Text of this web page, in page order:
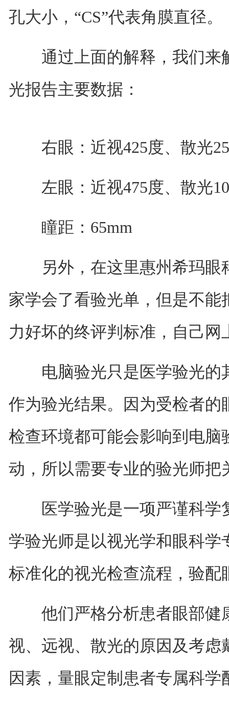
孔大小，“CS”代表角膜直径。
通过上面的解释，我们来
光报告主要数据：
右眼：近视425度、散光25
左眼：近视475度、散光
瞳距：65mm
另外，在这里惠州希玛眼
家学会了看验光单，但是不
力好坏的终评判标准，自己
电脑验光只是医学验光的
作为验光结果。因为受检者
检查环境都可能会影响到电
动，所以需要专业的验光师把
医学验光是一项严谨科学
学验光师是以视光学和眼科
标准化的视光检查流程，验配
他们严格分析患者眼部健
视、远视、散光的原因及考
因素，量眼定制患者专属科